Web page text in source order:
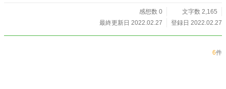
感想数 0
文字数 2,165
最終更新日 2022.02.27
登録日 2022.02.27
6件